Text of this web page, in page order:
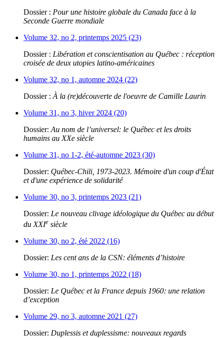
Dossier : Pour une histoire globale du Canada face à la
Seconde Guerre mondiale
Volume 32, no 2, printemps 2025 (23)
Dossier : Libération et conscientisation au Québec : réception
croisée de deux utopies latino-américaines
Volume 32, no 1, automne 2024 (22)
Dossier : À la (re)découverte de l'oeuvre de Camille Laurin
Volume 31, no 3, hiver 2024 (20)
Dossier: Au nom de l’universel: le Québec et les droits
humains au XXe siècle
Volume 31, no 1-2, été-automne 2023 (30)
Dossier: Québec-Chili, 1973-2023. Mémoire d'un coup d'État
et d'une expérience de solidarité
Volume 30, no 3, printemps 2023 (21)
Dossier: Le nouveau clivage idéologique du Québec au début
du XXIe siècle
Volume 30, no 2, été 2022 (16)
Dossier: Les cent ans de la CSN: éléments d’histoire
Volume 30, no 1, printemps 2022 (18)
Dossier: Le Québec et la France depuis 1960: une relation
d’exception
Volume 29, no 3, automne 2021 (27)
Dossier: Duplessis et duplessisme: nouveaux regards